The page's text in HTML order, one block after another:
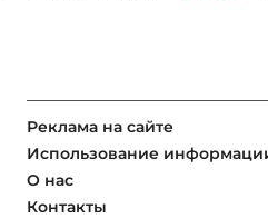
Реклама на сайте
Использование
О нас
Контакты